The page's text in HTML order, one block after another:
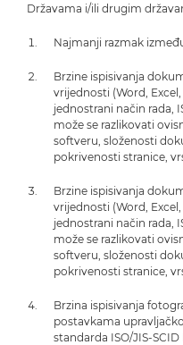
Državama i/ili drugim
Najmanji razmak
Brzine ispisivanja
vrijednosti (Word,
jednostrani način rada,
može se razlikovati
softveru, složenosti
pokrivenosti stranice,
Brzine ispisivanja
vrijednosti (Word,
jednostrani način rada,
može se razlikovati
softveru, složenosti
pokrivenosti stranice,
Brzina ispisivanja
postavkama
standarda ISO/JIS-